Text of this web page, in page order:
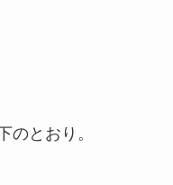
のとおり。